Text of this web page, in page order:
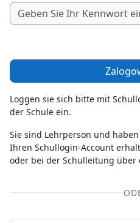
Loggen sie sich bitte mit
der Schule ein.
Sie sind Lehrperson und
Ihren Schullogin-Account
oder bei der Schulleitung über